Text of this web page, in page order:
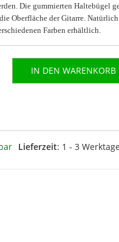
Die gummierten Haltebügel
Oberfläche der Gitarre.
Farben erhältlich.
IN DEN WARENKORB
Lieferzeit: 1 - 3 Werktage